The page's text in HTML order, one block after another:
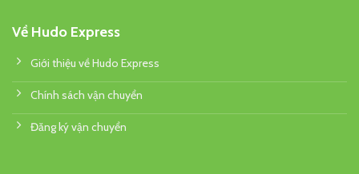
Về Hudo Express
Giới thiệu về Hudo Express
Chính sách vận chuyển
Đăng ký vận chuyển